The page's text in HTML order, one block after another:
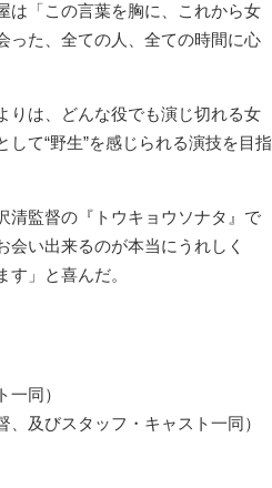
は「この言葉を胸に、これから女
った、全ての人、全ての時間に心
は、どんな役でも演じ切れる女
て“野生”を感じられる演技を目指
監督の『トウキョウソナタ』で
い出来るのが本当にうれしく
」と喜んだ。
同）
及びスタッフ・キャスト一同）